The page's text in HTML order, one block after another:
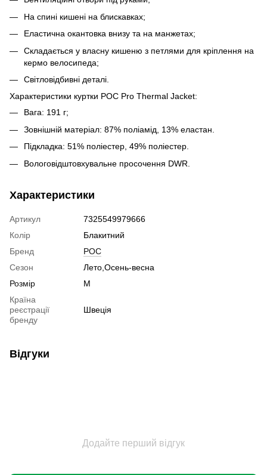
На спині кишені на блискавках;
Еластична окантовка внизу та на манжетах;
Складається у власну кишеню з петлями для кріплення на
кермо велосипеда;
Світловідбивні деталі.
Характеристики куртки POC Pro Thermal Jacket:
Вага: 191 г;
Зовнішній матеріал: 87% поліамід, 13% еластан.
Підкладка: 51% поліестер, 49% поліестер.
Вологовідштовхувальне просочення DWR.
Характеристики
Артикул
7325549979666
Колір
Блакитний
Бренд
POC
Сезон
Лето,Осень-весна
Розмір
M
Країна
реєстрації
бренду
Швеція
Відгуки
Додайте перший відгук